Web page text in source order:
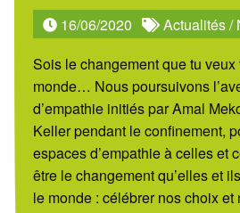
16/06/2020 Actualités/
Sois le changement que tu
monde… Nous poursuivons
d’empathie initiés par Amal
Keller pendant le confinement,
espaces d’empathie à celles et
être le changement qu’elles et
le monde : célébrer nos choix et